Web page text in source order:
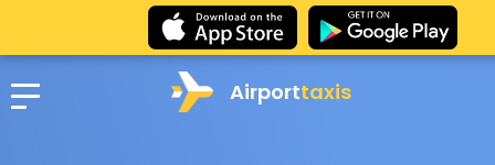
Airporttaxis